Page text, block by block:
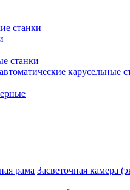
станки
станки
карусельные
Засветочная камера